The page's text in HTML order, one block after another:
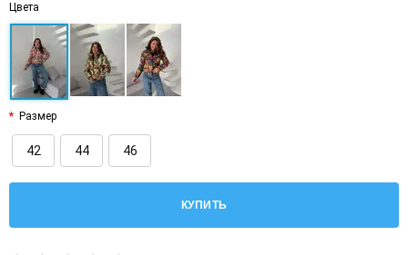
Цвета
Размер
42 44 46
КУПИТЬ